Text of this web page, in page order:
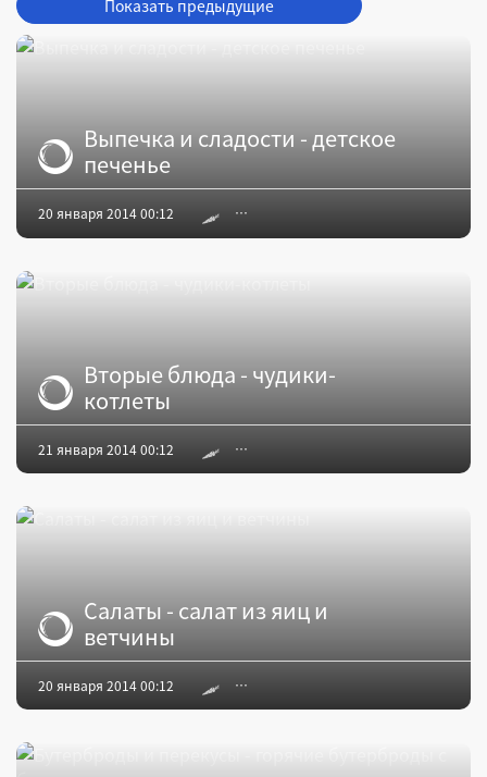
Показать предыдущие
Выпечка и сладости - детское
печенье
20 января 2014 00:12
Вторые блюда - чудики-
котлеты
21 января 2014 00:12
Салаты - салат из яиц и
ветчины
20 января 2014 00:12